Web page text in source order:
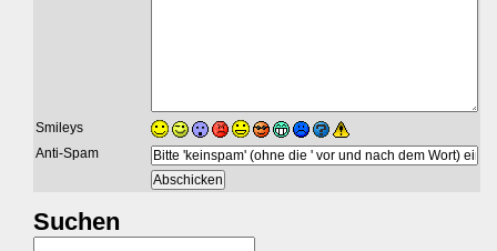
Smileys
Anti-Spam
Suchen